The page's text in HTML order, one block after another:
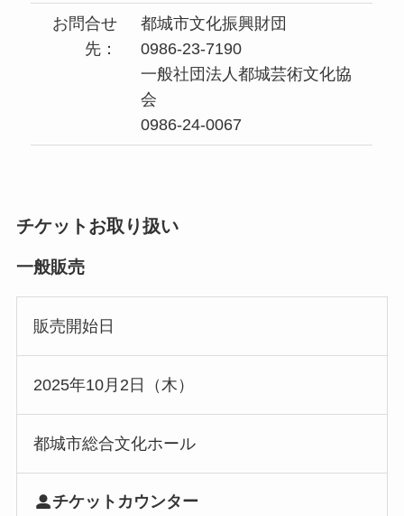
お問合せ
先：
都城市文化振興財団
0986-23-7190
一般社団法人都城芸術文化協
会
0986-24-0067
チケットお取り扱い
一般販売
販売開始日
2025年10月2日（木）
都城市総合文化ホール
チケットカウンター